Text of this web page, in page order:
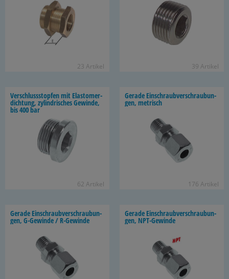
23 Ar­ti­kel 39 Ar­ti­kel
Ver­schluss­stop­fen mit Elas­to­mer­
dich­tung, zy­lin­dri­sches Ge­win­de,
bis 400 bar
62 Ar­ti­kel
Ge­ra­de Ein­schraub­ver­schrau­bun­
gen, me­trisch
176 Ar­ti­kel
Ge­ra­de Ein­schraub­ver­schrau­bun­
gen, G-​Gewinde / R-​Gewinde
Ge­ra­de Ein­schraub­ver­schrau­bun­
gen, NPT-​Gewinde